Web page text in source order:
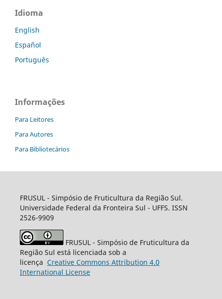
Idioma
English
Español
Português
Informações
Para Leitores
Para Autores
Para Bibliotecários
FRUSUL - Simpósio de Fruticultura da Região Sul.
Universidade Federal da Fronteira Sul - UFFS. ISSN
2526-9909
FRUSUL - Simpósio de Fruticultura da
Região Sul está licenciada sob a
licença Creative Commons Attribution 4.0
International License